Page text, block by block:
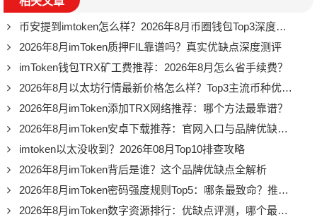
币安提到imtoken怎么样？2026年8月币圈钱包Top3深度评价
2026年8月imToken质押FIL靠谱吗？真实优缺点深度测评
imToken钱包TRX矿工费推荐：2026年8月怎么省手续费？
2026年8月以太坊行情最新价格怎么样？Top3主流币种优缺点深度评价
2026年8月imToken添加TRX网络推荐：哪个方法最靠谱？
2026年8月imToken安卓下载推荐：官网入口与品牌优缺点全解析
imtoken以太没收到？2026年08月Top10排查攻略
2026年8月imToken背后是谁？这个品牌优缺点全解析
2026年8月imToken密码强度规则Top5：哪条最致命？推荐必看
2026年8月imToken数字资源排行：优缺点评测，哪个最推荐？